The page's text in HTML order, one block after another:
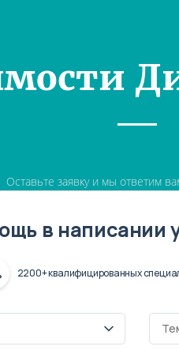
Оставьте заявку и мы ответим
в написании
2200+ квалифицированных